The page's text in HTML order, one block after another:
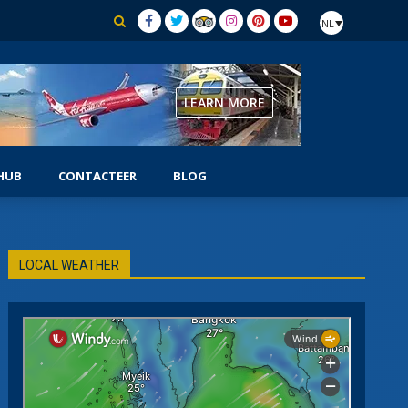
NL
LEARN MORE
ZOEK- EN HERSTELDUIKER
ZELFREDZAME DUIKER
SIDEMOUNT-DUIKER
ONDERWATERNAVIGATOR
CONTACTEER BLOG
LOCAL WEATHER